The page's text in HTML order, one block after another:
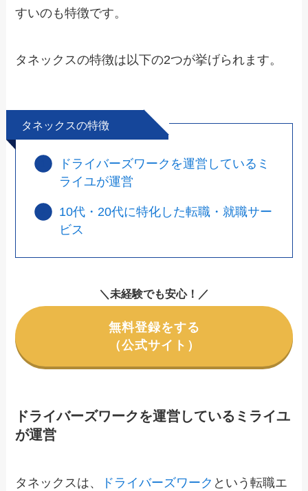
すいのも特徴です。
タネックスの特徴は以下の2つが挙げられます。
タネックスの特徴
ドライバーズワークを運営しているミ
ライユが運営
10代・20代に特化した転職・就職サー
ビス
＼未経験でも安心！／
無料登録をする
（公式サイト）
ドライバーズワークを運営しているミライユ
が運営
タネックスは、 ドライバーズワーク という転職エ